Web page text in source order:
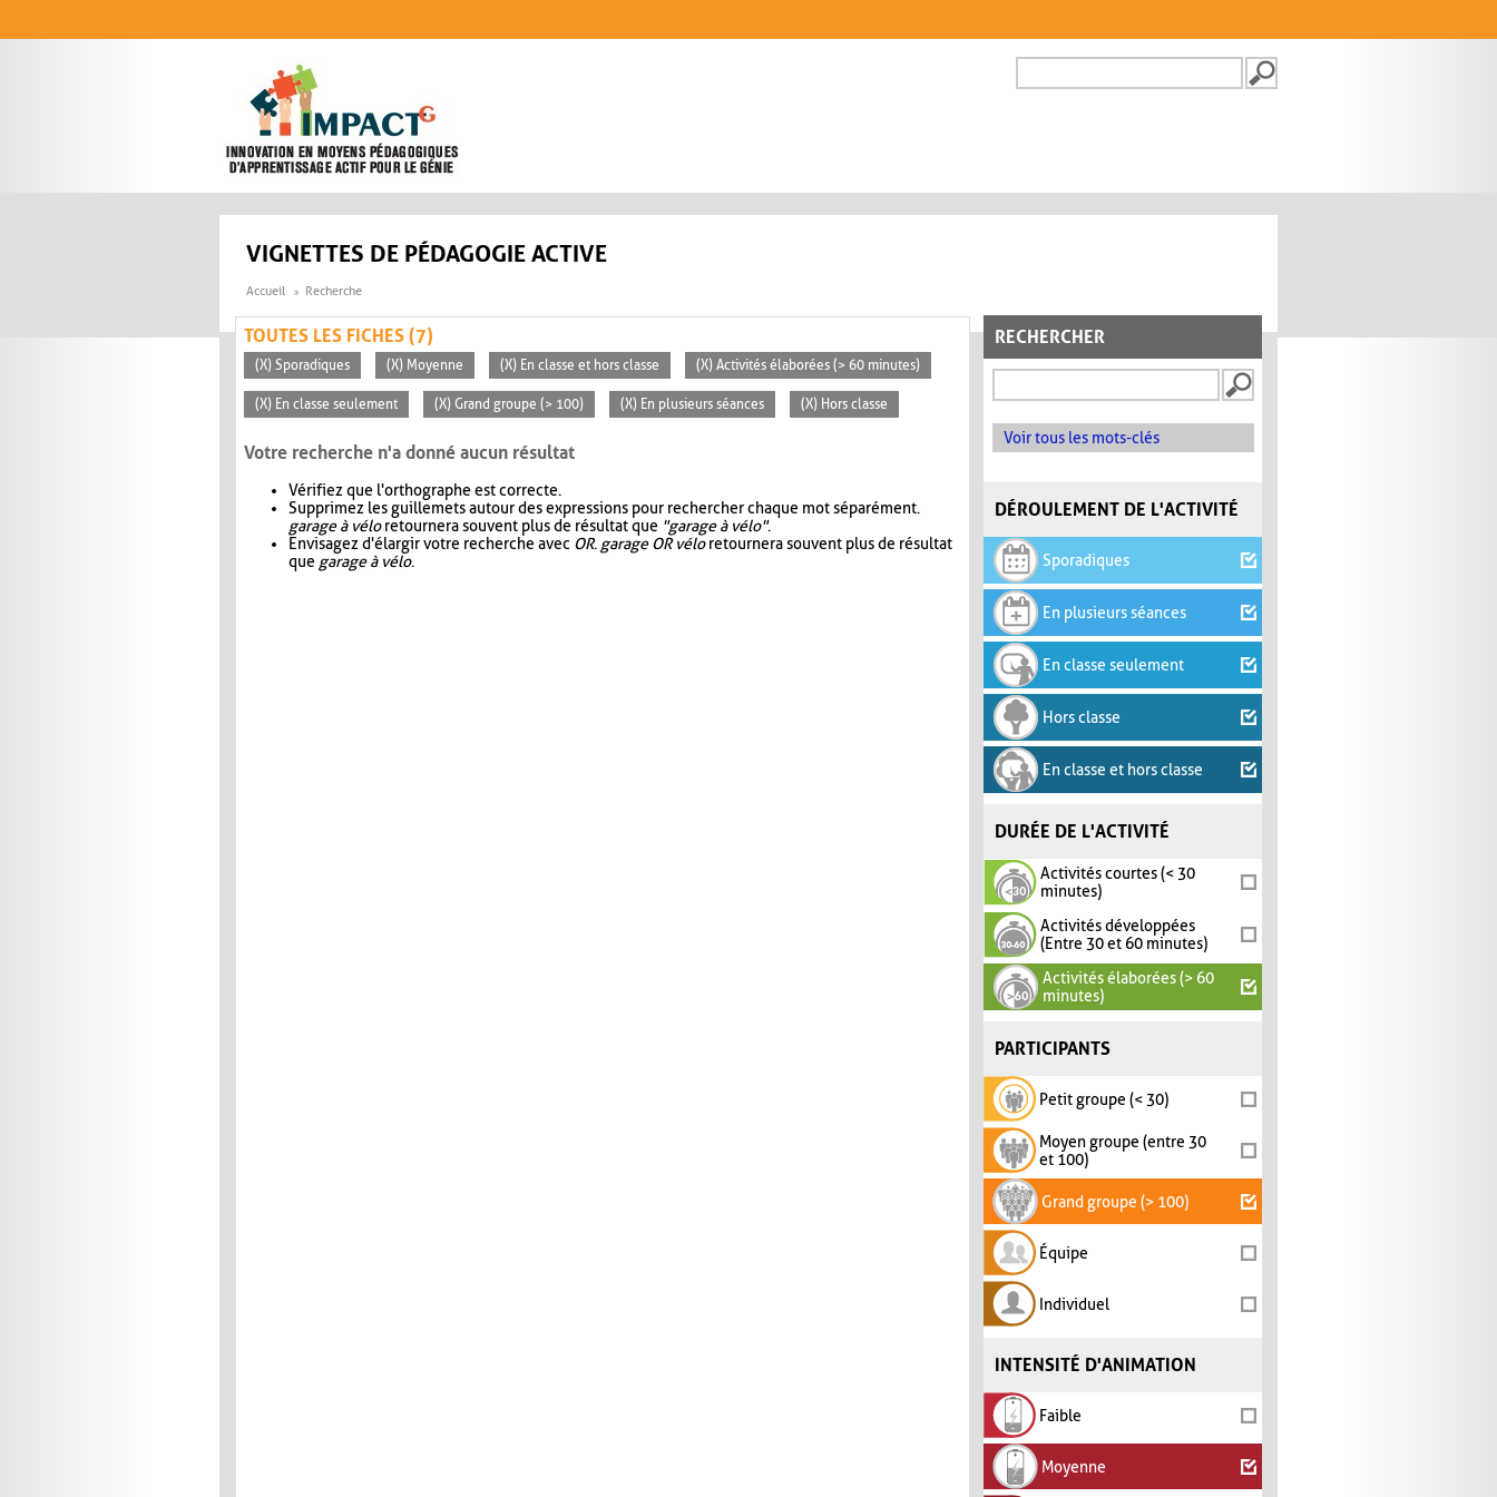
FORMULAIRE DE
VIGNETTES DE PÉDAGOGIE ACTIVE
Accueil Recherche
RECHERCHER
Voir tous les mots-clés
DÉROULEMENT DE L'ACTIVITÉ
Sporadiques
En plusieurs séances
En classe seulement
Hors classe
En classe et hors classe
DURÉE DE L'ACTIVITÉ
Activités courtes (< 30
minutes)
Activités développées
(Entre 30 et 60 minutes)
Activités élaborées (> 60
minutes)
PARTICIPANTS
Petit groupe (< 30)
Moyen groupe (entre 30
et 100)
Grand groupe (> 100)
Équipe
Individuel
INTENSITÉ D'ANIMATION
Faible
Moyenne
TOUTES LES FICHES (7)
(X) Sporadiques (X) Moyenne (X) En classe et hors classe (X) Activités élaborées (> 60 minutes)
(X) En classe seulement (X) Grand groupe (> 100) (X) En plusieurs séances (X) Hors classe
Votre recherche n'a donné aucun résultat
Vérifiez que l'orthographe est correcte.
Supprimez les guillemets autour des expressions pour rechercher chaque mot séparément.
garage à véloretournera souvent plus de résultat que "garage à vélo".
Envisagez d'élargir votre recherche avec OR. garage OR véloretournera souvent plus de résultat
que garage à vélo.